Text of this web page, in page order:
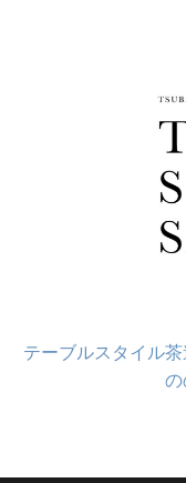
テーブルスタイル
の